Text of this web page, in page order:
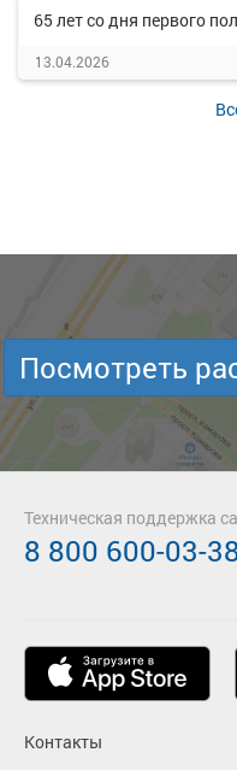
65 лет со дня первого
13.04.2026
Посмотреть
Контакты
Техническая поддержка
8 800 600-03-